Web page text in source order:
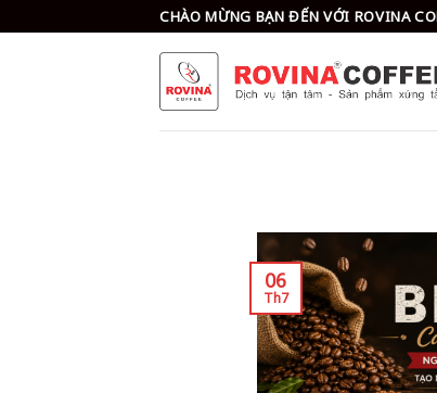
CHÀO MỪNG BẠN ĐẾN VỚI ROVINA
06
Th7